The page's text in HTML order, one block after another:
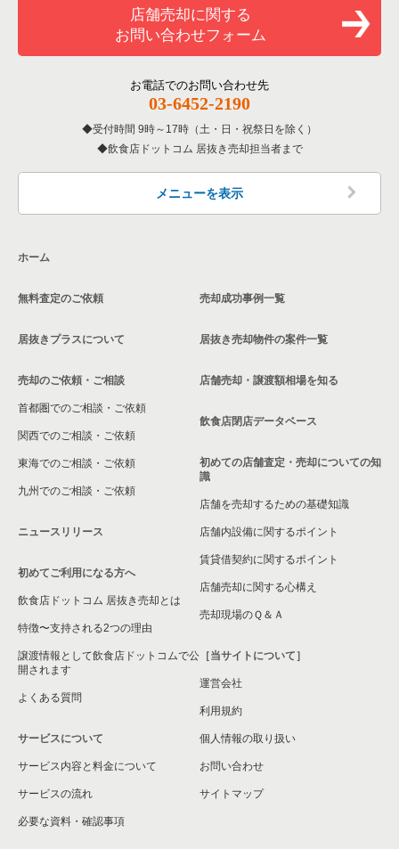
洋食の居抜き売却物件の案件一覧
その他の居抜き売却物件の案件一覧
北区の飲食店の居抜き売却物件の案件一覧
江戸川区の飲食店の居抜き売却物件の案件一覧
墨田区の飲食店の居抜き売却物件の案件一覧
品川区の飲食店の居抜き売却物件の案件一覧
中野区の飲食店の居抜き売却物件の案件一覧
東京23区のバーの居抜き売却物件の案件一覧
東京23区の居酒屋・ダイニングバーの居抜き売却物件の案件一
東京23区の専門料理の居抜き売却物件の案件一覧
東京23区の和食の居抜き売却物件の案件一覧
東京23区の洋食の居抜き売却物件の案件一覧
板橋区の洋食の居抜き売却物件の案件一覧
板橋区のその他の居抜き売却物件の案件一覧
店舗売却に関する
お問い合わせフォーム
お電話でのお問い合わせ先
03-6452-2190
受付時間 9時～17時（土・日・祝祭日を除く）
飲食店ドットコム 居抜き売却担当者まで
メニューを表示
ホーム
無料査定のご依頼
居抜きプラスについて
売却のご依頼・ご相談
首都圏でのご相談・ご依頼
関西でのご相談・ご依頼
東海でのご相談・ご依頼
九州でのご相談・ご依頼
ニュースリリース
初めてご利用になる方へ
飲食店ドットコム 居抜き売却とは
特徴〜支持される2つの理由
譲渡情報として飲食店ドットコムで公
開されます
よくある質問
サービスについて
サービス内容と料金について
サービスの流れ
必要な資料・確認事項
売却成功事例一覧
居抜き売却物件の案件一覧
店舗売却・譲渡額相場を知る
飲食店閉店データベース
初めての店舗査定・売却についての知
識
店舗を売却するための基礎知識
店舗内設備に関するポイント
賃貸借契約に関するポイント
店舗売却に関する心構え
売却現場のＱ＆Ａ
［当サイトについて］
運営会社
利用規約
個人情報の取り扱い
お問い合わせ
サイトマップ